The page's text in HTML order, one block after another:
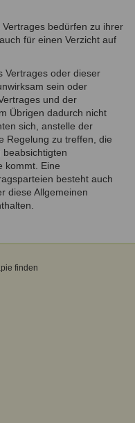
bedürfen zu ihrer
für einen Verzicht auf
Vertrages oder dieser
sein oder
und der
Übrigen dadurch nicht
sich, anstelle der
Regelung zu treffen, die
kommt. Eine
besteht auch
diese Allgemeinen
finden